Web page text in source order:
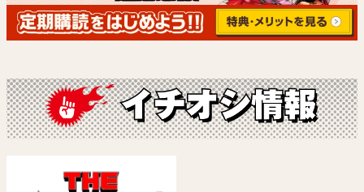
カグラバチ
試し読み
HAL FORMULA